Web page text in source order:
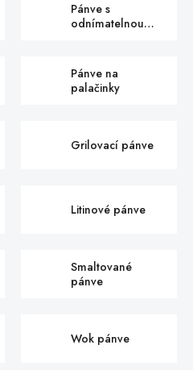
Pánve s
odnímatelnou
Pánve na
palačinky
Grilovací pánve
Litinové pánve
Smaltované
pánve
Wok pánve